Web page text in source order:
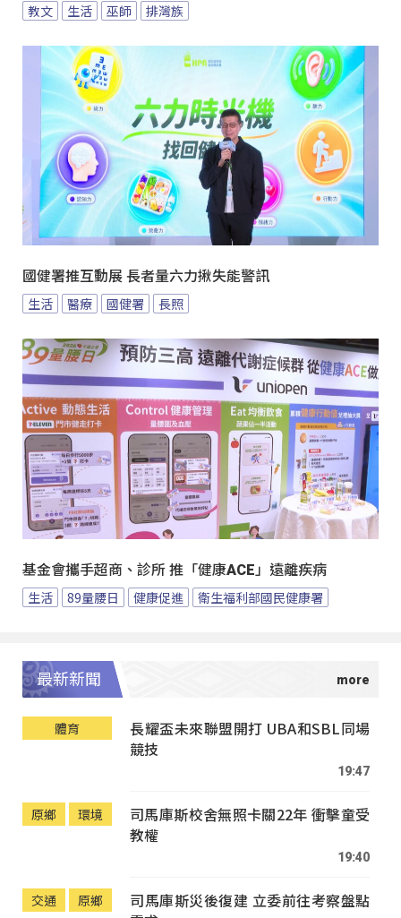
教文 生活 巫師 排灣族
國健署推互動展 長者量六力揪失能警訊
生活 醫療 國健署 長照
基金會攜手超商、診所 推「健康ACE」遠離疾病
生活 89量腰日 健康促進 衛生福利部國民健康署
最新新聞
體育
長耀盃未來聯盟開打 UBA和SBL同場
競技
19:47
原鄉 環境
司馬庫斯校舍無照卡關22年 衝擊童受
教權
19:40
交通 原鄉
司馬庫斯災後復建 立委前往考察盤點